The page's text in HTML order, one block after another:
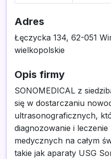
Adres
Łęczycka 134, 62-051
wielkopolskie
Opis firmy
SONOMEDICAL z
się w dostarczaniu
ultrasonograficznych,
diagnozowanie i
medycznych na całym
takie jak aparaty USG